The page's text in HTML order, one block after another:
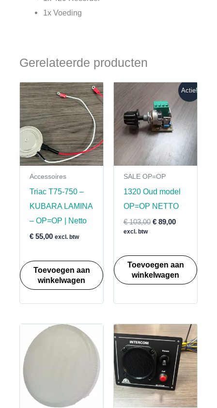
1x Voeding
Gerelateerde producten
Accessoires
Triac T75-750 –
KUBARA LAMINA
– OP=OP | Netto
€55,00 excl. btw
Toevoegen aan
winkelwagen
Actie!
SALE OP=OP
1320 Oud model
OP=OP NETTO
€103,00 Oorspronkelijke
€89,00Huidige
excl. btw
Toevoegen aan
winkelwagen